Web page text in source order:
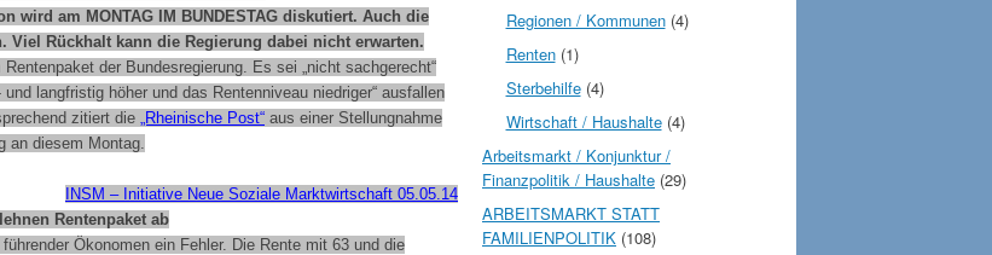
wird am MONTAG IM BUNDESTAG diskutiert. Auch die
Rückhalt kann die Regierung dabei nicht erwarten.
der Bundesregierung. Es sei „nicht sachgerecht“
langfristig höher und das Rentenniveau niedriger“ ausfallen
zitiert die „Rheinische Post“ aus einer Stellungnahme
an diesem Montag.
INSM – Initiative Neue Soziale Marktwirtschaft 05.05.14
lehnen Rentenpaket ab
Ökonomen ein Fehler. Die Rente mit 63 und die
Regionen / Kommunen(4)
Renten(1)
Sterbehilfe(4)
Wirtschaft / Haushalte(4)
Arbeitsmarkt / Konjunktur /
Finanzpolitik / Haushalte (29)
ARBEITSMARKT STATT
FAMILIENPOLITIK (108)